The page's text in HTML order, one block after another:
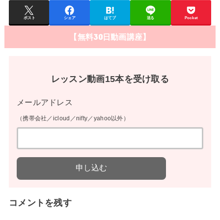
ポスト シェア はてブ 送る Pocket
【無料30日動画講座】
レッスン動画15本を受け取る
メールアドレス
（携帯会社／icloud／nifty／yahoo以外）
コメントを残す